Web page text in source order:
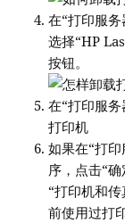
在“打印服
选择“HP
按钮。
在“打印服
打印机
如果在“打
序，点击“
“打印机和
前使用过打